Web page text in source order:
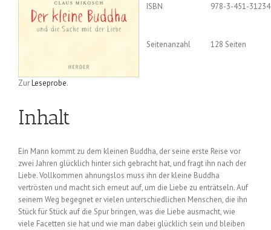
ISBN 978-3-451-
Seitenanzahl 128 Seiten
ZurLeseprobe.
Inhalt
Ein Mann kommt zu dem kleinen Buddha, der seine erste Reise vor
zwei Jahren glücklich hinter sich gebracht hat, und fragt ihn nach der
Liebe. Vollkommen ahnungslos muss ihn der kleine Buddha
vertrösten und macht sich erneut auf, um die Liebe zu enträtseln. Auf
seinem Weg begegnet er vielen unterschiedlichen Menschen, die ihn
Stück für Stück auf die Spur bringen, was die Liebe ausmacht, wie
viele Facetten sie hat und wie man dabei glücklich sein und bleiben